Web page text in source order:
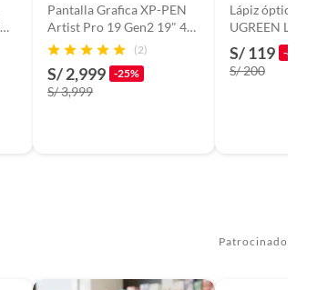
Pantalla Grafica XP-PEN
Artist Pro 19 Gen2 19" 4K,
16K, 2 Lapis X3 Pro
(2)
S/ 2,999 -25%
S/ 3,999
Lápiz óptico
UGREEN
para iPad
S/ 119 -41%
S/ 200
Patrocinado